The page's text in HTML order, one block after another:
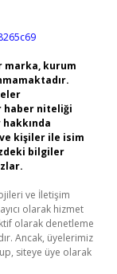
marka, kurum
haber niteliği
kişiler ile isim
bilgiler
ve İletişim
olarak hizmet
olarak denetleme
Ancak, üyelerimiz
siteye üye olarak